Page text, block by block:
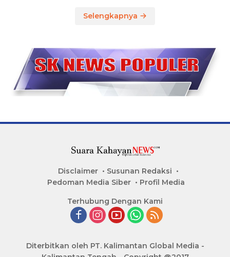
Selengkapnya
Disclaimer
Susunan Redaksi
Pedoman Media Siber
Profil Media
Terhubung Dengan Kami
Diterbitkan oleh PT. Kalimantan Global Media -